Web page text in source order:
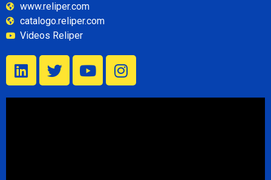
www.reliper.com
catalogo.reliper.com
Videos Reliper